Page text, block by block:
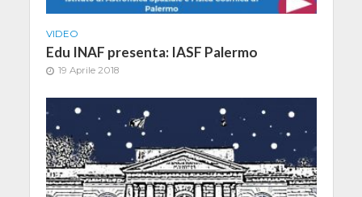
VIDEO
Edu INAF presenta: IASF Palermo
19 Aprile 2018